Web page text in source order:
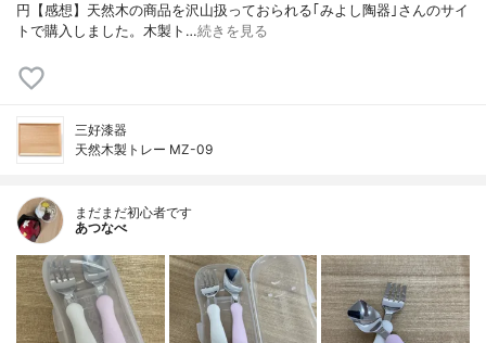
円【感想】天然木の商品を沢山扱っておられる｢みよし陶器｣さんのサイ
トで購入しました。木製ト…続きを見る
三好漆器
天然木製トレー MZ-09
まだまだ初心者です
あつなべ